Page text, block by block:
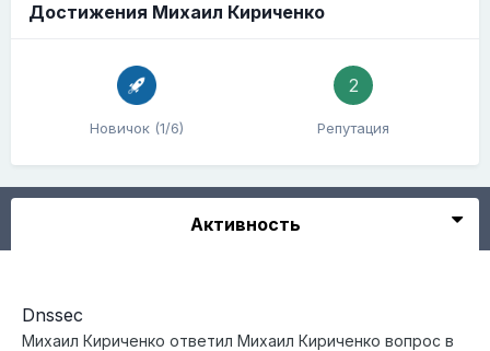
Достижения Михаил Кириченко
Новичок (1/6)
2
Репутация
Активность
Dnssec
Михаил Кириченко ответил Михаил Кириченко вопрос в